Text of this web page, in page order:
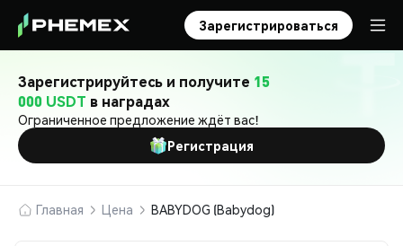
Зарегистрироваться
Зарегистрируйтесь и получите 15
000 USDT в наградах
Ограниченное предложение ждёт вас!
Регистрация
Главная Цена BABYDOG (Babydog)